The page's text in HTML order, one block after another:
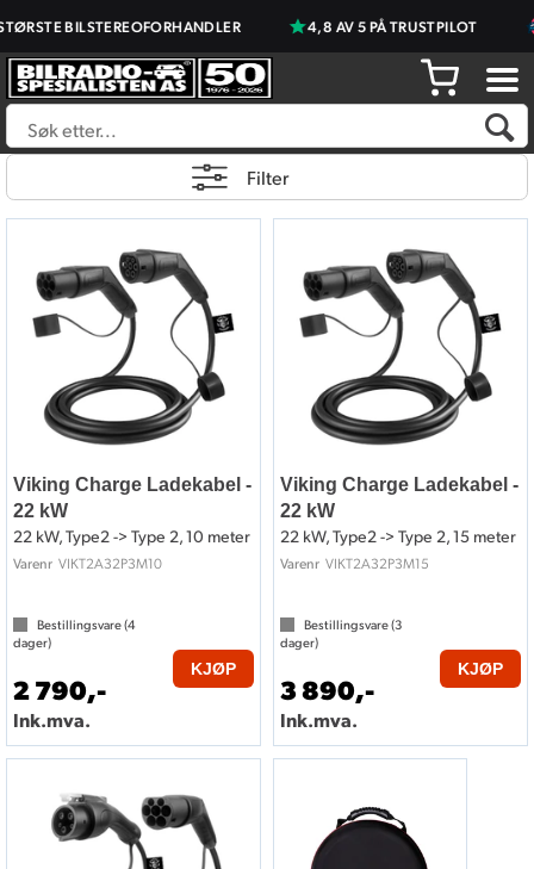
BILSTEREOFORHANDLER 4,8 AV 5 PÅ TRUSTPILOT
Filter
Viking Charge Ladekabel -
22 kW
22 kW, Type2 -> Type 2, 10 meter
Varenr VIKT2A32P3M10
Bestillingsvare (4
dager)
2 790,-
Ink.mva.
KJØP
Viking Charge Ladekabel -
22 kW
22 kW, Type2 -> Type 2, 15 meter
Varenr VIKT2A32P3M15
Bestillingsvare (3
dager)
3 890,-
Ink.mva.
KJØP